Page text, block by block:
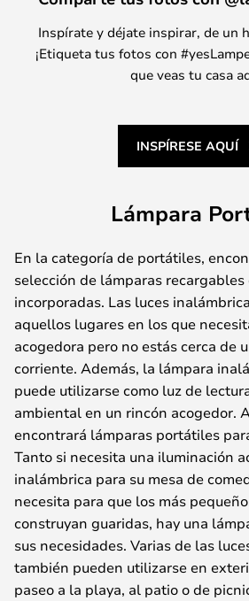
Inspírate y déjate inspirar, de un
¡Etiqueta tus fotos con
que veas tu casa
INSPÍRESE AQUÍ
Lámpara
En la categoría de portátiles,
selección de lámparas
incorporadas. Las luces
aquellos lugares en los que
acogedora pero no estás cerca de
corriente. Además, la lámpara
puede utilizarse como luz de
ambiental en un rincón acogedor.
encontrará lámparas portátiles
Tanto si necesita una iluminación
inalámbrica para su mesa de
necesita para que los más
construyan guaridas, hay una
sus necesidades. Varias de las
también pueden utilizarse en
paseo a la playa, al patio o de